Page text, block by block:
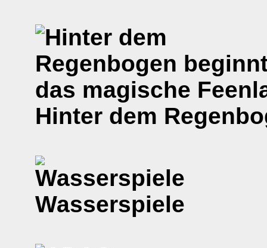
Hinter dem
Wasserspiele